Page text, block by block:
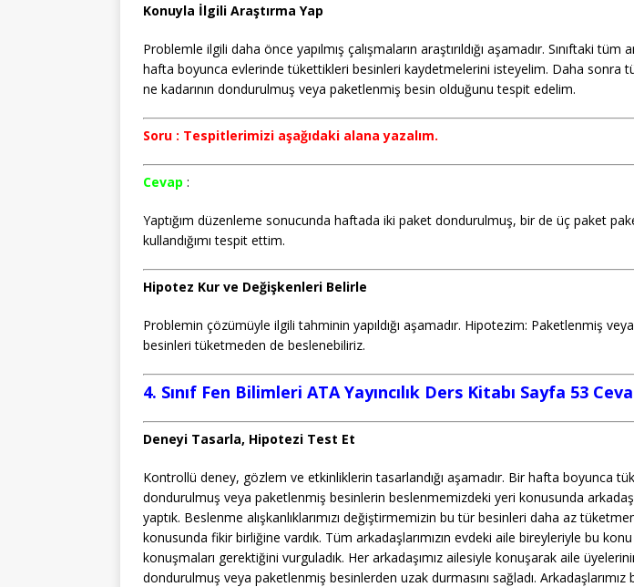
Konuyla İlgili Araştırma Yap
Problemle ilgili daha önce yapılmış çalışmaların araştırıldığı aşamadır. Sınıftaki tüm
hafta boyunca evlerinde tükettikleri besinleri kaydetmelerini isteyelim. Daha sonra
ne kadarının dondurulmuş veya paketlenmiş besin olduğunu tespit edelim.
Soru : Tespitlerimizi aşağıdaki alana yazalım.
Cevap :
Yaptığım düzenleme sonucunda haftada iki paket dondurulmuş, bir de üç paket
kullandığımı tespit ettim.
Hipotez Kur ve Değişkenleri Belirle
Problemin çözümüyle ilgili tahminin yapıldığı aşamadır. Hipotezim: Paketlenmiş
besinleri tüketmeden de beslenebiliriz.
4. Sınıf Fen Bilimleri ATA Yayıncılık Ders Kitabı Sayfa 53
Deneyi Tasarla, Hipotezi Test Et
Kontrollü deney, gözlem ve etkinliklerin tasarlandığı aşamadır. Bir hafta boyunca
dondurulmuş veya paketlenmiş besinlerin beslenmemizdeki yeri konusunda
yaptık. Beslenme alışkanlıklarımızı değiştirmemizin bu tür besinleri daha az
konusunda fikir birliğine vardık. Tüm arkadaşlarımızın evdeki aile bireyleriyle bu konu
konuşmaları gerektiğini vurguladık. Her arkadaşımız ailesiyle konuşarak aile
dondurulmuş veya paketlenmiş besinlerden uzak durmasını sağladı. Arkadaşlarımız